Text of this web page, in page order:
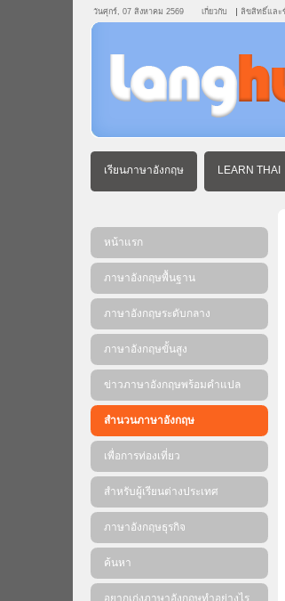
วันศุกร์, 07 สิงหาคม 2569 เกี่ยวกับ ลิขสิทธิ์และ
เรียนภาษาอังกฤษ LEARN THAI
หน้าแรก
ภาษาอังกฤษพื้นฐาน
ภาษาอังกฤษระดับกลาง
ภาษาอังกฤษขั้นสูง
ข่าวภาษาอังกฤษพร้อมคําแปล
สำนวนภาษาอังกฤษ
เพื่อการท่องเที่ยว
สำหรับผู้เรียนต่างประเทศ
ภาษาอังกฤษธุรกิจ
ค้นหา
อยากเก่งภาษาอังกฤษทำอย่างไร